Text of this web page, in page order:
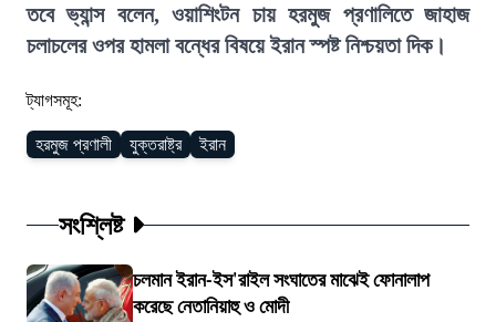
তবে ভ্যান্স বলেন, ওয়াশিংটন চায় হরমুজ প্রণালিতে জাহাজ
চলাচলের ওপর হামলা বন্ধের বিষয়ে ইরান স্পষ্ট নিশ্চয়তা দিক।
ট্যাগসমূহ:
হরমুজ প্রণালী যুক্তরাষ্ট্র ইরান
সংশ্লিষ্ট
চলমান ইরান-ইস'রাইল সংঘাতের মাঝেই ফোনালাপ
করেছে নেতানিয়াহু ও মোদী